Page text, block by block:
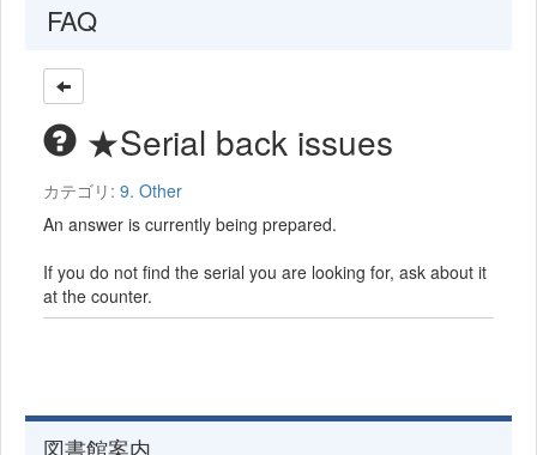
FAQ
★Serial back issues
カテゴリ: 9. Other
An answer is currently being prepared.
If you do not find the serial you are looking for, ask about it
at the counter.
図書館案内